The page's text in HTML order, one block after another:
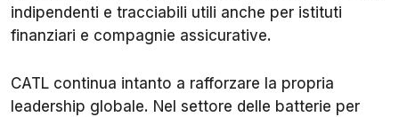
indipendenti e tracciabili utili anche per istituti
finanziari e compagnie assicurative.
CATL continua intanto a rafforzare la propria
leadership globale. Nel settore delle batterie per